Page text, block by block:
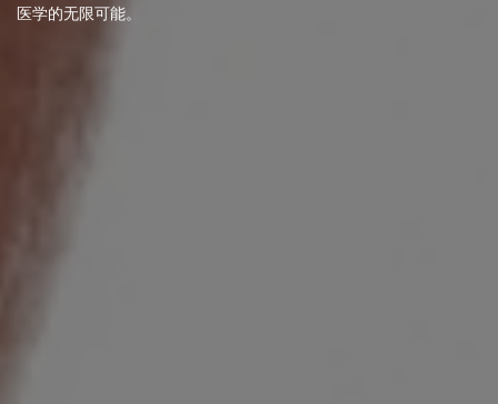
医学的无限可能。